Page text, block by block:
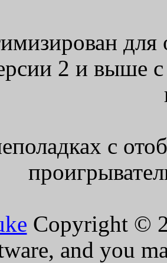
для
2 и выше
с
Copyright ©
and you